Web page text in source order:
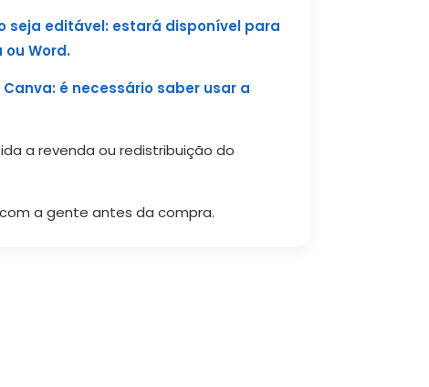
seja editável: estará disponível para
ou Word.
é necessário saber usar a
a revenda ou redistribuição do
a gente antes da compra.